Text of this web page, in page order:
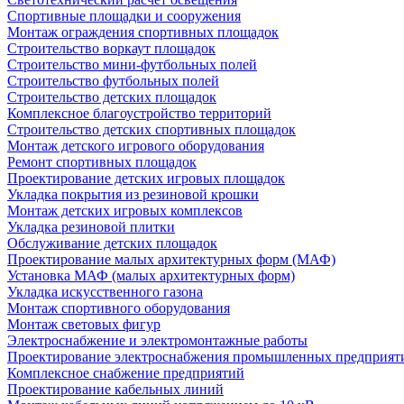
Спортивные площадки и сооружения
Монтаж ограждения спортивных площадок
Строительство воркаут площадок
Строительство мини-футбольных полей
Строительство футбольных полей
Строительство детских площадок
Комплексное благоустройство территорий
Строительство детских спортивных площадок
Монтаж детского игрового оборудования
Ремонт спортивных площадок
Проектирование детских игровых площадок
Укладка покрытия из резиновой крошки
Монтаж детских игровых комплексов
Укладка резиновой плитки
Обслуживание детских площадок
Проектирование малых архитектурных форм (МАФ)
Установка МАФ (малых архитектурных форм)
Укладка искусственного газона
Монтаж спортивного оборудования
Монтаж световых фигур
Электроснабжение и электромонтажные работы
Проектирование электроснабжения промышленных
Комплексное снабжение предприятий
Проектирование кабельных линий